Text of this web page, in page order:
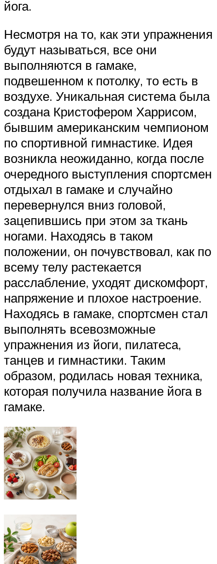
йога.
Несмотря на то, как эти упражнения
будут называться, все они
выполняются в гамаке,
подвешенном к потолку, то есть в
воздухе. Уникальная система была
создана Кристофером Харрисом,
бывшим американским чемпионом
по спортивной гимнастике. Идея
возникла неожиданно, когда после
очередного выступления спортсмен
отдыхал в гамаке и случайно
перевернулся вниз головой,
зацепившись при этом за ткань
ногами. Находясь в таком
положении, он почувствовал, как по
всему телу растекается
расслабление, уходят дискомфорт,
напряжение и плохое настроение.
Находясь в гамаке, спортсмен стал
выполнять всевозможные
упражнения из йоги, пилатеса,
танцев и гимнастики. Таким
образом, родилась новая техника,
которая получила название йога в
гамаке.